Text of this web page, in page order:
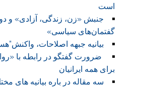
است
جنبش «زن، زندگی، آزادی» و
گفتمان‌های سیاسی»
بیانیه جبهه اصلاحات،
ضرورت گفتگو در رابطه با
برای همه ایرانیان
سه مقاله در باره بیانیه های